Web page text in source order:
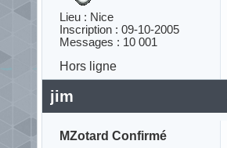
Lieu : Nice
Inscription : 09-10-2005
Messages : 10 001
Hors ligne
jim
MZotard Confirmé